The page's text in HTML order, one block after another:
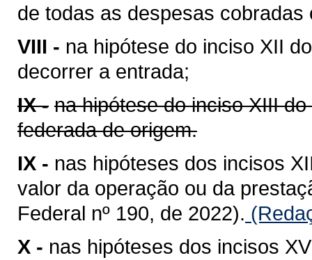
de todas as despesas
VIII - na hipótese do inciso XII
decorrer a entrada;
IX - na hipótese do inciso XIII
federada de origem.
IX - nas hipóteses dos incisos
valor da operação ou da
Federal nº 190, de 2022).
X - nas hipóteses dos incisos